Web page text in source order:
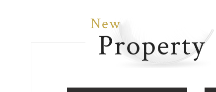
New
Property